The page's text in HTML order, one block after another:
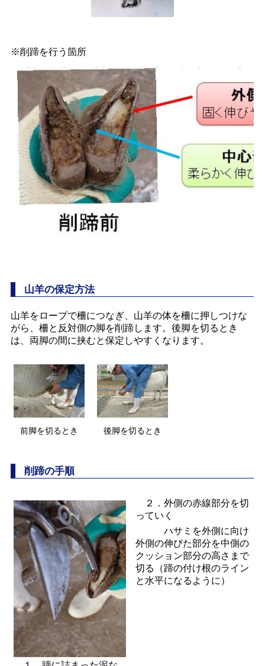
※削蹄を行う箇所
山羊の保定方法
山羊をロープで柵につなぎ、山羊の体を柵に押しつけな
がら、柵と反対側の脚を削蹄します。後脚を切るとき
は、両脚の間に挟むと保定しやすくなります。
前脚を切るとき 後脚を切るとき
削蹄の手順
２．外側の赤線部分を切
っていく
ハサミを外側に向け
外側の伸びた部分を中側の
クッション部分の高さまで
切る（蹄の付け根のライン
と水平になるように）